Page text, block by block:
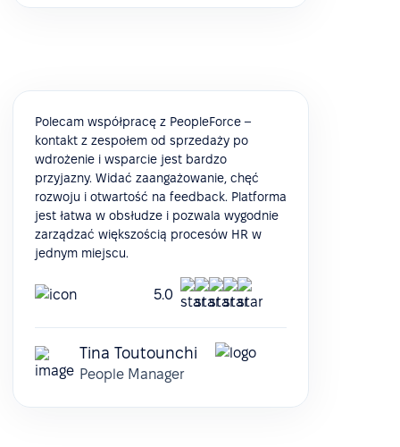
Polecam współpracę z PeopleForce –
kontakt z zespołem od sprzedaży po
wdrożenie i wsparcie jest bardzo
przyjazny. Widać zaangażowanie, chęć
rozwoju i otwartość na feedback. Platforma
jest łatwa w obsłudze i pozwala wygodnie
zarządzać większością procesów HR w
jednym miejscu.
5.0
Tina Toutounchi
People Manager